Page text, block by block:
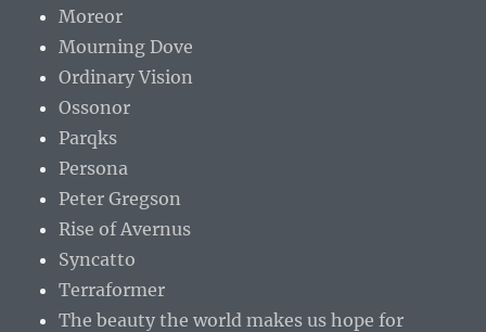
Moreor
Mourning Dove
Ordinary Vision
Ossonor
Parqks
Persona
Peter Gregson
Rise of Avernus
Syncatto
Terraformer
The beauty the world makes us hope for